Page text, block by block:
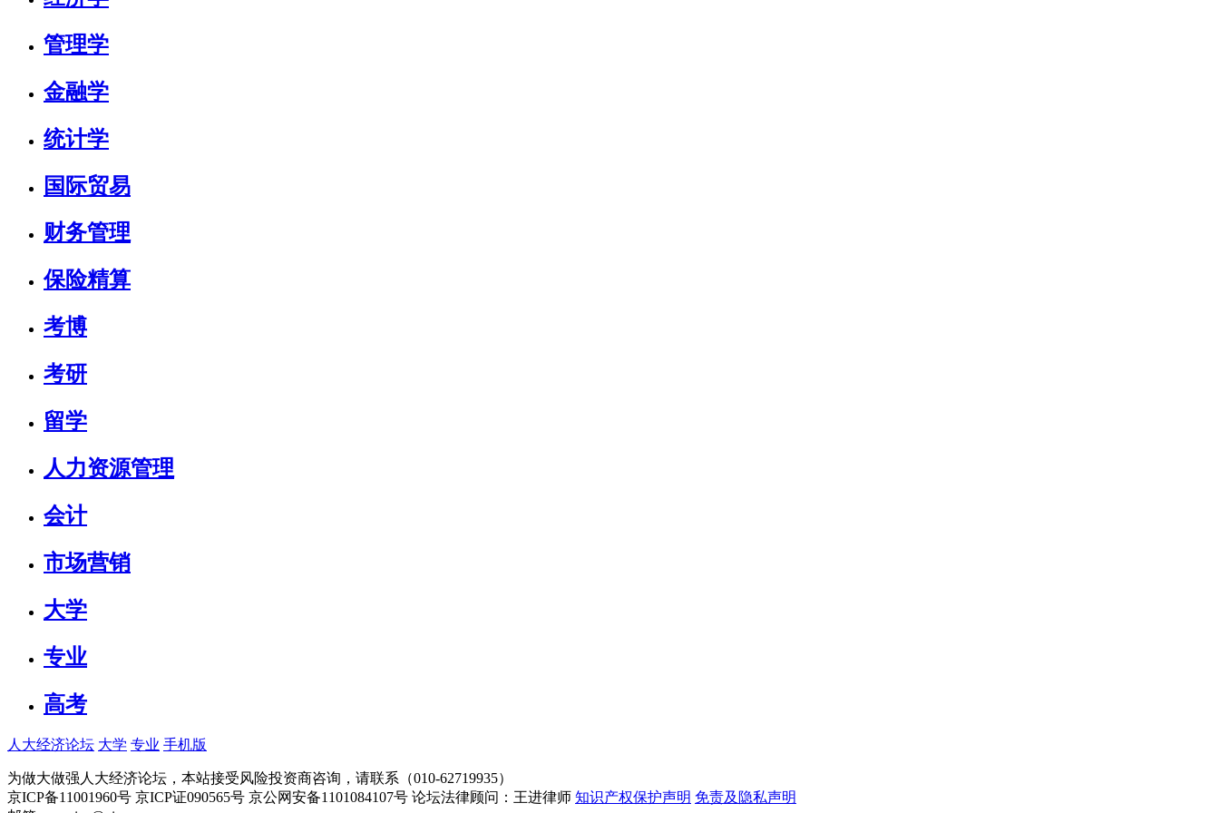
管理学
金融学
统计学
国际贸易
财务管理
保险精算
考博
考研
留学
人力资源管理
会计
市场营销
大学
专业
高考
人大经济论坛 大学 专业 手机版
为做大做强人大经济论坛，本站接受风险投资商咨询，请联系（010-62719935）
京ICP备11001960号 京ICP证090565号 京公网安备1101084107号 论坛法律顾问：王进律师 知识产权保护声明 免责及隐私声明